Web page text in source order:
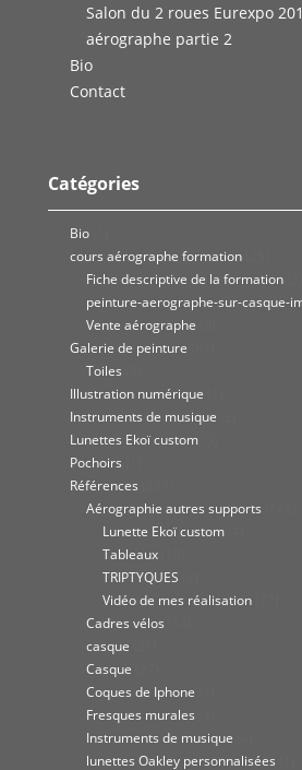
Salon du 2 roues Eurexpo
aérographe partie 2
Bio
Contact
Catégories
Bio
cours aérographe formation
Fiche descriptive de la formation
peinture-aerographe-sur-casque-
Vente aérographe
Galerie de peinture
Toiles
Illustration numérique
Instruments de musique
Lunettes Ekoï custom
Pochoirs
Références
Aérographie autres supports
Lunette Ekoï custom
Tableaux
TRIPTYQUES
Vidéo de mes réalisation
Cadres vélos
casque
Casque
Coques de Iphone
Fresques murales
Instruments de musique
lunettes Oakley personnalisées